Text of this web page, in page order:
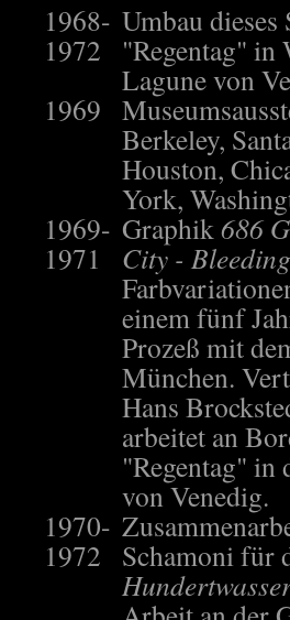
1968-
1972
Umbau dieses
"Regentag" in
Lagune von
1969
Berkeley,
Houston,
York,
1969-
1971
Graphik686
City -
einem fünf
Prozeß mit
München.
Hans
arbeitet an
"Regentag" in
von Venedig.
1970-
1972 Schamoni für